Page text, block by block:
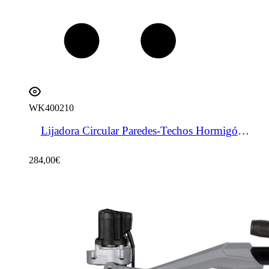
WK400210
Lijadora Circular Paredes-Techos Hormigón 750 W
284,00€